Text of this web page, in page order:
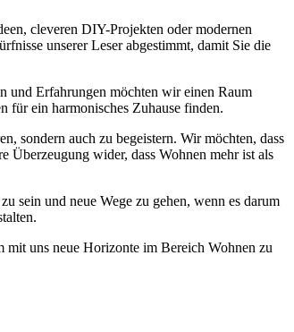
cleveren DIY-Projekten oder modernen
unserer Leser abgestimmt, damit Sie die
und Erfahrungen möchten wir einen Raum
für ein harmonisches Zuhause finden.
sondern auch zu begeistern. Wir möchten, dass
Überzeugung wider, dass Wohnen mehr ist als
sein und neue Wege zu gehen, wenn es darum
mit uns neue Horizonte im Bereich Wohnen zu